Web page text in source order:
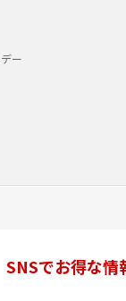
ー
SNSでお得な情